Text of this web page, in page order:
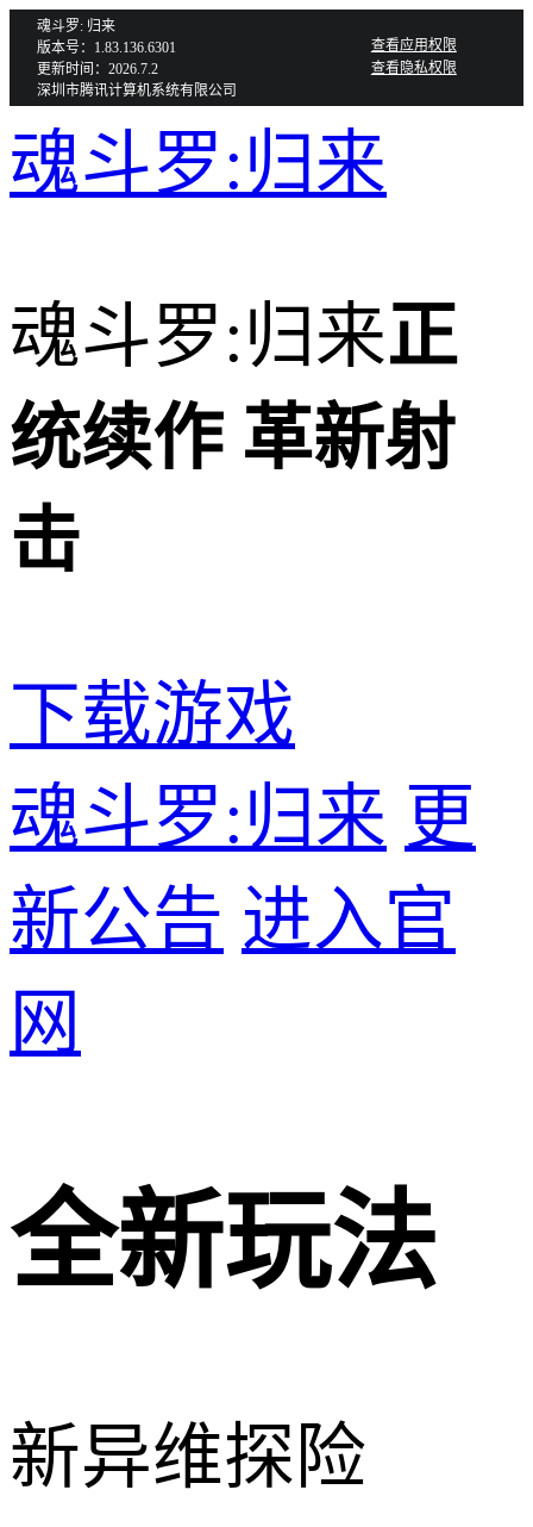
魂斗罗: 归来
版本号：1.83.136.6301
更新时间：2026.7.2
深圳市腾讯计算机系统有限公司
查看应用权限
查看隐私权限
魂斗罗:归来
魂斗罗:归来正
统续作 革新射
击
下载游戏
魂斗罗:归来 更
新公告 进入官
网
全新玩法
新异维探险